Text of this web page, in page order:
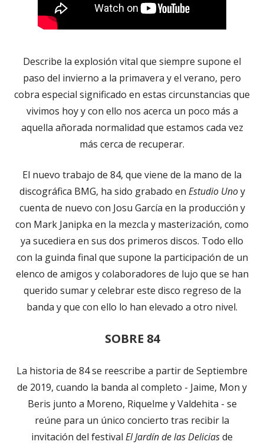
Describe la explosión vital que siempre supone el
paso del invierno a la primavera y el verano, pero
cobra especial significado en estas circunstancias que
vivimos hoy y con ello nos acerca un poco más a
aquella añorada normalidad que estamos cada vez
más cerca de recuperar.
El nuevo trabajo de 84, que viene de la mano de la
discográfica BMG, ha sido grabado en Estudio Unoy
cuenta de nuevo con Josu García en la producción y
con Mark Janipka en la mezcla y masterización, como
ya sucediera en sus dos primeros discos. Todo ello
con la guinda final que supone la participación de un
elenco de amigos y colaboradores de lujo que se han
querido sumar y celebrar este disco regreso de la
banda y que con ello lo han elevado a otro nivel.
SOBRE 84
La historia de 84 se reescribe a partir de Septiembre
de 2019, cuando la banda al completo - Jaime, Mon y
Beris junto a Moreno, Riquelme y Valdehita - se
reúne para un único concierto tras recibir la
invitación del festival El Jardín de las Deliciasde